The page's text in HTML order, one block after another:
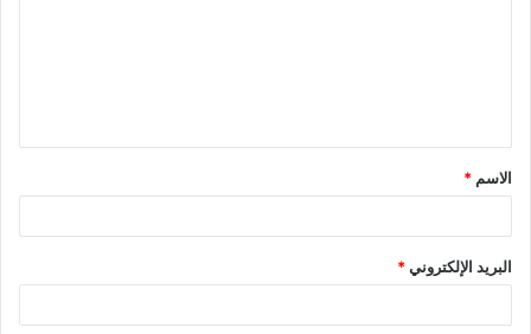
ق
*
الاسم *
البريد الإلكتروني*